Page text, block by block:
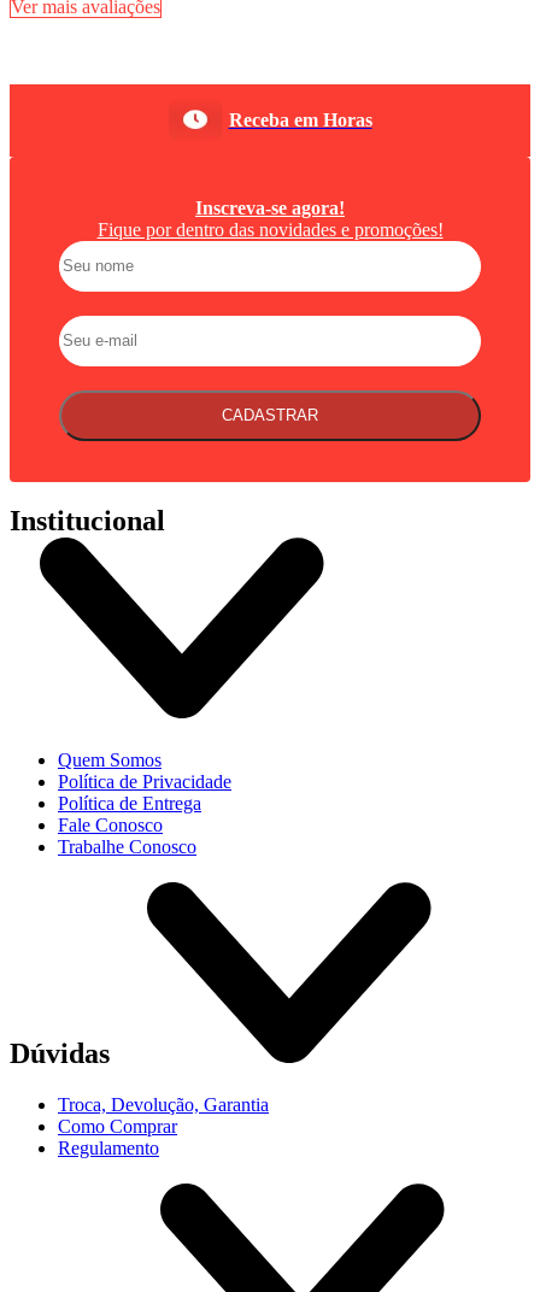
Ver mais avaliações
Receba em Horas
Inscreva-se agora!
Fique por dentro das novidades e promoções!
CADASTRAR
Institucional
Quem Somos
Política de Privacidade
Política de Entrega
Fale Conosco
Trabalhe Conosco
Dúvidas
Troca, Devolução, Garantia
Como Comprar
Regulamento